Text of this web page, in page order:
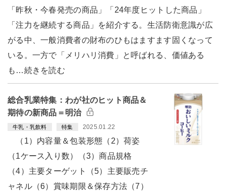
「昨秋・今春発売の商品」「24年度ヒットした商品」
「注力を継続する商品」を紹介する。生活防衛意識が広
がる中、一般消費者の財布のひもはますます固くなって
いる。一方で「メリハリ消費」と呼ばれる、価値ある
も…続きを読む
総合乳業特集：わが社のヒット商品＆
期待の新商品＝明治
牛乳・乳飲料 特集 2025.01.22
（1）内容量＆包装形態（2）荷姿
（1ケース入り数）（3）商品規格
（4）主要ターゲット（5）主要販売チ
ャネル（6）賞味期限＆保存方法（7）